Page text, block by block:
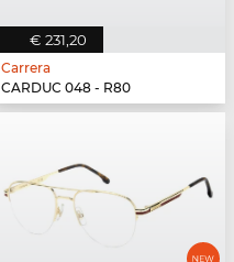
€ 231,20
Carrera
CARDUC 048 - R80